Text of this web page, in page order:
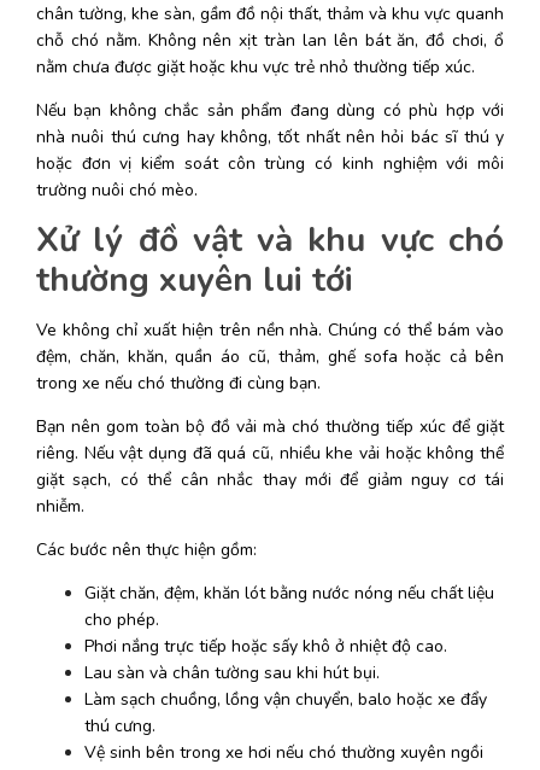
chân tường, khe sàn, gầm đồ nội thất, thảm và khu vực quanh
chỗ chó nằm. Không nên xịt tràn lan lên bát ăn, đồ chơi, ổ
nằm chưa được giặt hoặc khu vực trẻ nhỏ thường tiếp xúc.
Nếu bạn không chắc sản phẩm đang dùng có phù hợp với
nhà nuôi thú cưng hay không, tốt nhất nên hỏi bác sĩ thú y
hoặc đơn vị kiểm soát côn trùng có kinh nghiệm với môi
trường nuôi chó mèo.
Xử lý đồ vật và khu vực chó
thường xuyên lui tới
Ve không chỉ xuất hiện trên nền nhà. Chúng có thể bám vào
đệm, chăn, khăn, quần áo cũ, thảm, ghế sofa hoặc cả bên
trong xe nếu chó thường đi cùng bạn.
Bạn nên gom toàn bộ đồ vải mà chó thường tiếp xúc để giặt
riêng. Nếu vật dụng đã quá cũ, nhiều khe vải hoặc không thể
giặt sạch, có thể cân nhắc thay mới để giảm nguy cơ tái
nhiễm.
Các bước nên thực hiện gồm:
Giặt chăn, đệm, khăn lót bằng nước nóng nếu chất liệu
cho phép.
Phơi nắng trực tiếp hoặc sấy khô ở nhiệt độ cao.
Lau sàn và chân tường sau khi hút bụi.
Làm sạch chuồng, lồng vận chuyển, balo hoặc xe đẩy
thú cưng.
Vệ sinh bên trong xe hơi nếu chó thường xuyên ngồi